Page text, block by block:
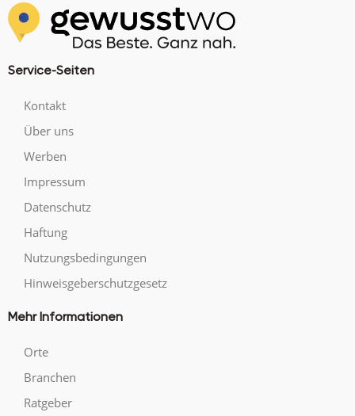
Service-Seiten
Kontakt
Über uns
Werben
Impressum
Datenschutz
Haftung
Nutzungsbedingungen
Hinweisgeberschutzgesetz
Mehr Informationen
Orte
Branchen
Ratgeber